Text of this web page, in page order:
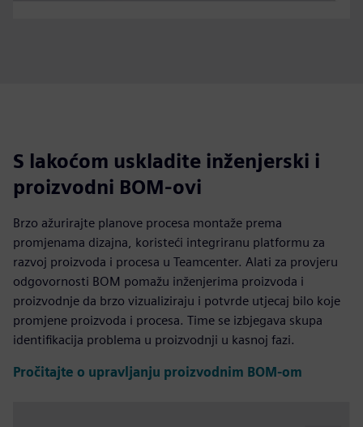
S lakoćom uskladite inženjerski i
proizvodni BOM-ovi
Brzo ažurirajte planove procesa montaže prema
promjenama dizajna, koristeći integriranu platformu za
razvoj proizvoda i procesa u Teamcenter. Alati za provjeru
odgovornosti BOM pomažu inženjerima proizvoda i
proizvodnje da brzo vizualiziraju i potvrde utjecaj bilo koje
promjene proizvoda i procesa. Time se izbjegava skupa
identifikacija problema u proizvodnji u kasnoj fazi.
Pročitajte o upravljanju proizvodnim BOM-om